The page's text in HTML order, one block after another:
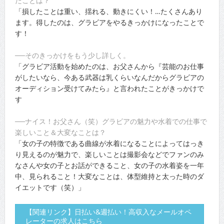
「損したことは重い、揺れる、動きにくい！…たくさんあり
ます。得したのは、グラビアをやるきっかけになったことで
す！
──そのきっかけをもう少し詳しく。
「グラビア活動を始めたのは、お父さんから『芸能のお仕事
がしたいなら、今ある武器は乳くらいなんだからグラビアの
オーディション受けてみたら』と言われたことがきっかけで
す
──ナイス！お父さん（笑）グラビアの魅力や水着での仕事で
楽しいこと＆大変なことは？
「女の子の特徴である曲線が水着になることによってはっき
り見えるのが魅力で、楽しいことは撮影会などでファンのみ
なさんや女の子とお話ができること、女の子の水着姿を一年
中、見られること！大変なことは、体型維持と太った時のダ
イエットです（笑）」
【関連リンク】日払い&週払い！高収入なメールオペ
レーターの求人はこちら